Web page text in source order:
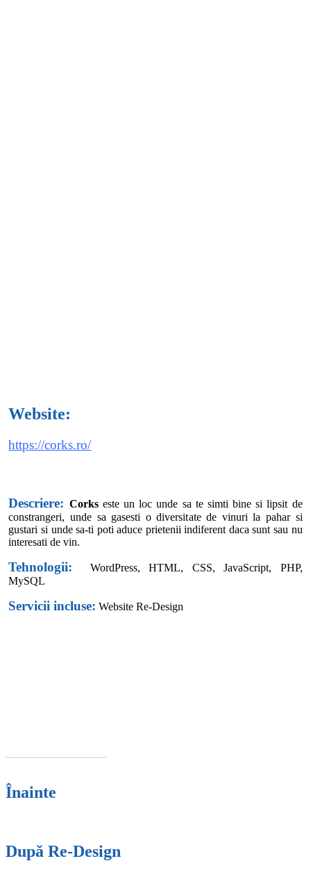
Website:
https://corks.ro/
Descriere: Corkseste un loc unde sa te simti bine si lipsit de
constrangeri, unde sa gasesti o diversitate de vinuri la pahar si
gustari si unde sa-ti poti aduce prietenii indiferent daca sunt sau nu
interesati de vin.
Tehnologii: WordPress,HTML, CSS, JavaScript, PHP,
MySQL
Servicii incluse: Website Re-Design
Înainte
După Re-Design